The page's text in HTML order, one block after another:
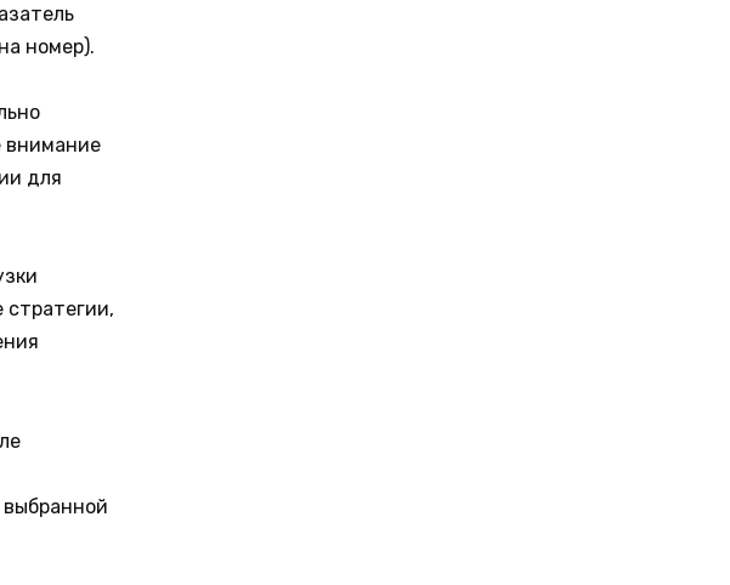
номер).
внимание
для
стратегии,
выбранной